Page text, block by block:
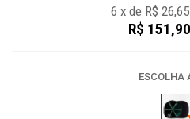
6 x de R$ 26,65
R$ 151,90
ESCOLHA